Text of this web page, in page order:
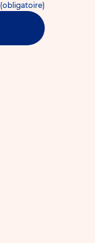
(obligatoire)